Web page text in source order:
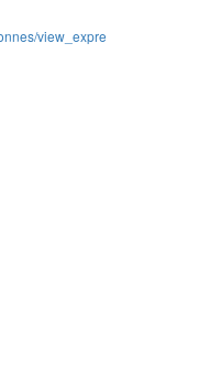
view_expre